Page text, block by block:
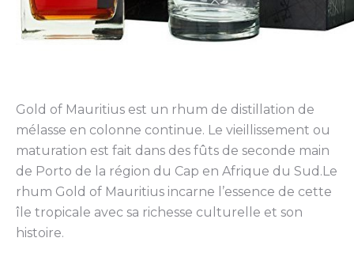
Gold of Mauritius est un rhum de distillation de
mélasse en colonne continue. Le vieillissement ou
maturation est fait dans des fûts de seconde main
de Porto de la région du Cap en Afrique du Sud.Le
rhum Gold of Mauritius incarne l’essence de cette
île tropicale avec sa richesse culturelle et son
histoire.